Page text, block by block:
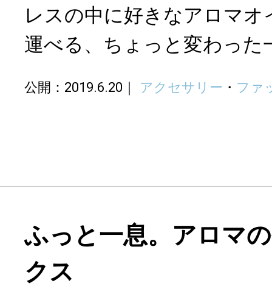
レスの中に好きなアロマ
運べる、ちょっと変わった
公開：2019.6.20 アクセサリー ・ ファ
ふっと一息。アロマ
クス